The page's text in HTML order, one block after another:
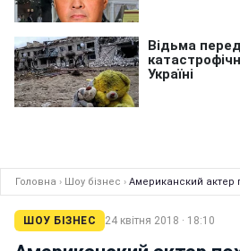
Головна › Шоу бізнес › Американский
ШОУ БІЗНЕС 24 квітня 2018 · 18:10